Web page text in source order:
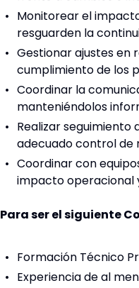
Monitorear el
resguarden la
Gestionar ajustes en
cumplimiento de los
Coordinar la
manteniéndolos
Realizar seguimiento
adecuado control de
Coordinar con
impacto operacional
Para ser el siguiente
Formación Técnico
Experiencia de al